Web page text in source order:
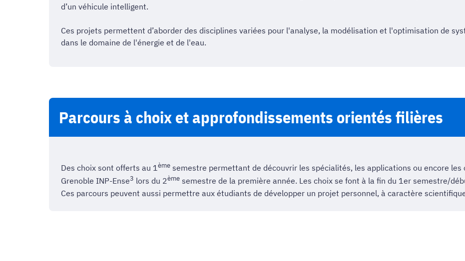
d’un véhicule intelligent.
Ces projets permettent d’aborder des disciplines variées pour l'analyse, la modélisation et l'optimisation de
dans le domaine de l'énergie et de l'eau.
Parcours à choix et approfondissements orientés filières
Des choix sont offerts au 1ème semestre permettant de découvrir les spécialités, les applications ou encore
Grenoble INP-Ense3 lors du 2ème semestre de la première année. Les choix se font à la fin du 1er semestre/
Ces parcours peuvent aussi permettre aux étudiants de développer un projet personnel, à caractère